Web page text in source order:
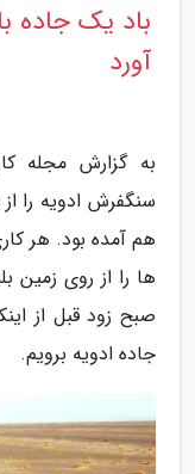
باد یک جاده
آورد
به گزارش مجله
سنگفرش ادویه را
هم آمده بود. هر
ها را از روی زمین
صبح زود قبل از
جاده ادویه برویم.